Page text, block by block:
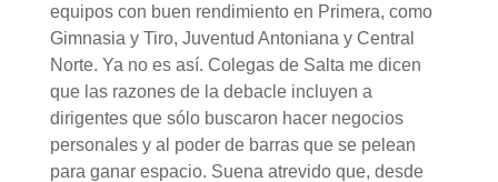
equipos con buen rendimiento en Primera, como
Gimnasia y Tiro, Juventud Antoniana y Central
Norte. Ya no es así. Colegas de Salta me dicen
que las razones de la debacle incluyen a
dirigentes que sólo buscaron hacer negocios
personales y al poder de barras que se pelean
para ganar espacio. Suena atrevido que, desde